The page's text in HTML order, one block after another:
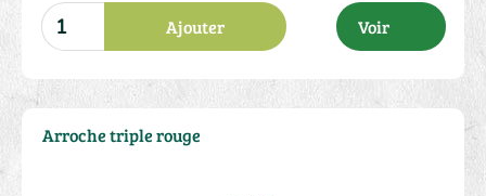
Ajouter Voir
Arroche triple rouge